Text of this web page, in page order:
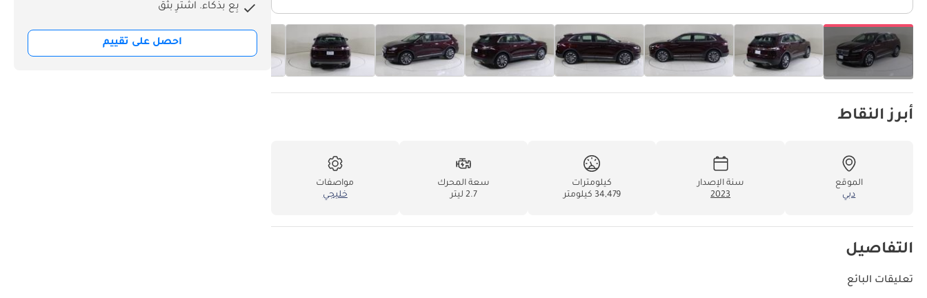
أبرز النقاط
الموقع
دبي
سنة الإصدار
2023
كيلومترات
34,479 كيلومتر
سعة المحرك
2.7 ليتر
مواصفات
خليجي
التفاصيل
تعليقات البائع
بِع بذكاء. اشترِ بثق
احصل على تقييم